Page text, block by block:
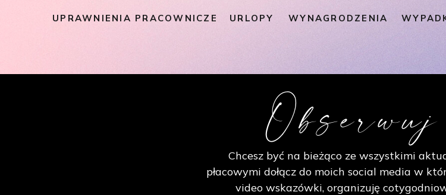
URLOPY
UPRAWNIENIA PRACOWNICZE WYNAGRODZENIA
Chcesz być na bieżąco ze wszystkimi
płacowymi dołącz do moich social media w
video wskazówki, organizuję